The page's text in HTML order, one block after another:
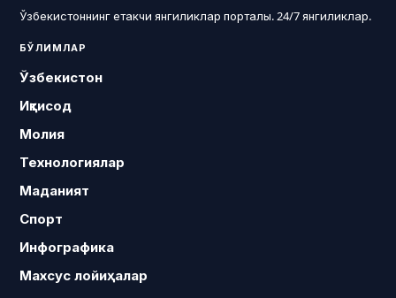
Ўзбекистоннинг етакчи янгиликлар порталы. 24/7 янгиликлар.
БЎЛИМЛАР
Ўзбекистон
Иқтисод
Молия
Технологиялар
Маданият
Спорт
Инфографика
Махсус лойиҳалар